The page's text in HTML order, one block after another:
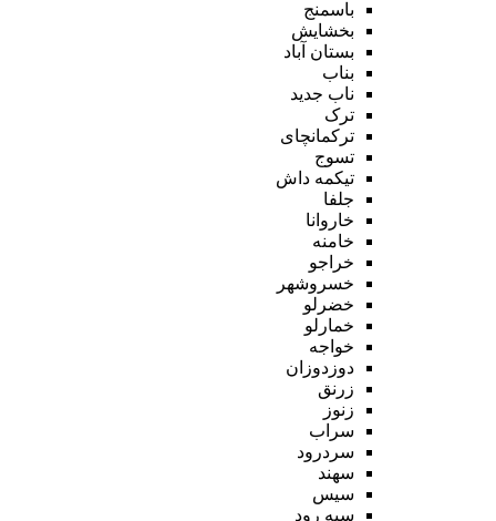
باسمنج
بخشایش
بستان آباد
بناب
ناب جدید
ترک
ترکمانچای
تسوج
تیکمه داش
جلفا
خاروانا
خامنه
خراجو
خسروشهر
خضرلو
خمارلو
خواجه
دوزدوزان
زرنق
زنوز
سراب
سردرود
سهند
سیس
سیه رود